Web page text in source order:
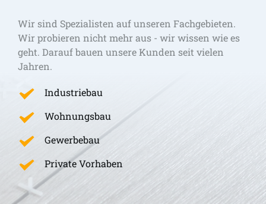
Wir sind Spezialisten auf unseren Fachgebieten.
Wir probieren nicht mehr aus - wir wissen wie es
geht. Darauf bauen unsere Kunden seit vielen
Jahren.
Industriebau
Wohnungsbau
Gewerbebau
Private Vorhaben